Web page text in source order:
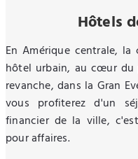
Hôtels
En Amérique centrale,
hôtel urbain, au cœur du
revanche, dans la Gran
vous profiterez d'un
financier de la ville,
pour affaires.